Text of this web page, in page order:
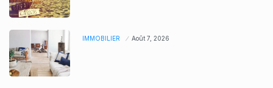
IMMOBILIER Août 7, 2026